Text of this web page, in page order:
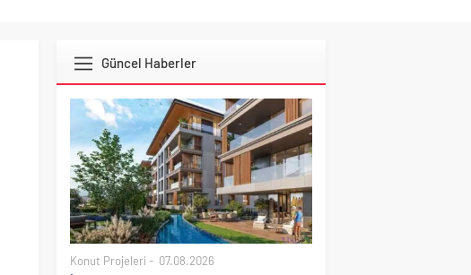
Güncel Haberler
Konut Projeleri 07.08.2026